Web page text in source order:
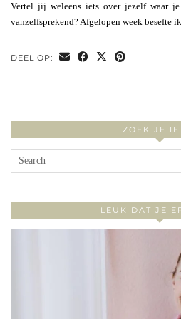
Vertel jij weleens iets over jezelf waar
vanzelfsprekend? Afgelopen week besefte
DEEL OP:
ZOEK JE
LEUK DAT JE